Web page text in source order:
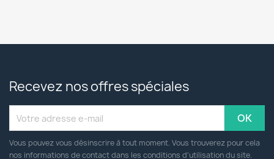
Recevez nos offres spéciales
Vous pouvez vous désinscrire à tout moment. Vous trouverez pour cela
nos informations de contact dans les conditions d'utilisation du site.